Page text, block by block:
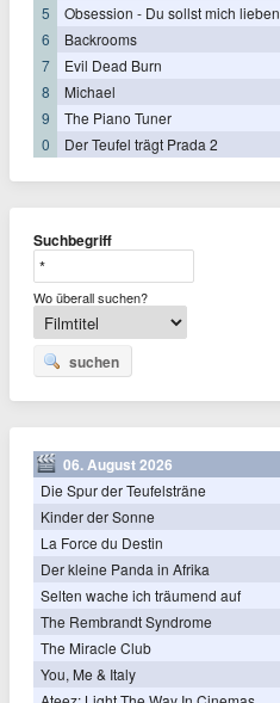
5
Obsession - Du sollst mich lieben
6
Backrooms
7
Evil Dead Burn
8
Michael
9
The Piano Tuner
0
Der Teufel trägt Prada 2
Suchbegriff
Wo überall suchen?
suchen
06. August 2026
Die Spur der Teufelsträne
Kinder der Sonne
La Force du Destin
Der kleine Panda in Afrika
Selten wache ich träumend auf
The Rembrandt Syndrome
The Miracle Club
You, Me & Italy